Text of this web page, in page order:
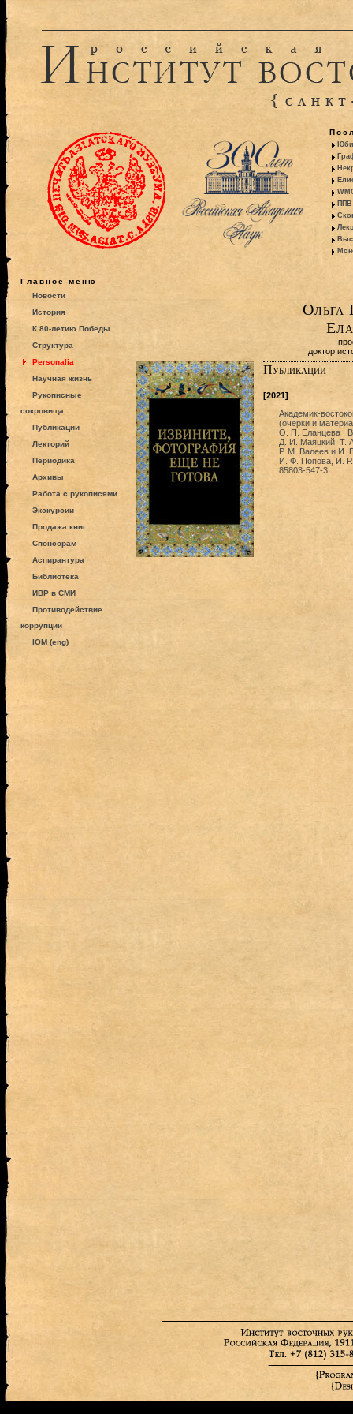
ППВ
Главное меню
Новости
История
К 80-летию Победы
Структура
Personalia
Научная жизнь
Рукописные
сокровища
Публикации
Лекторий
Периодика
Архивы
Работа с рукописями
Экскурсии
Продажа книг
Спонсорам
Аспирантура
Библиотека
ИВР в СМИ
Противодействие
коррупции
IOM (eng)
Ольга
доктор
Публикации
[2021]
Академик-
(очерки и
О. П. Еланцева ,
Д. И. Маяцкий, Т.
Р. М. Валеев и И.
И. Ф. Попова, И.
85803-547-3